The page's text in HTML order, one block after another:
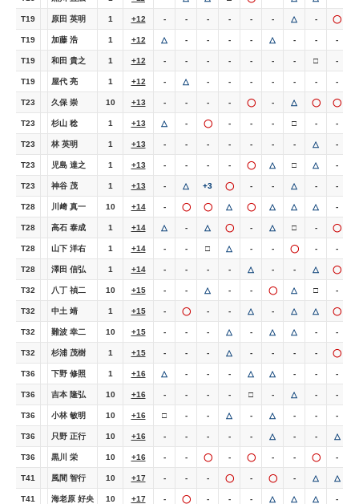
T19 原田 英明 1 +12 - - - - - - △ - ◯
T19 加藤 浩 1 +12 △ - - - - △ - - -
T19 和田 貴之 1 +12 - - - - - - - □ -
T19 屋代 亮 1 +12 - △ - - - - - - -
T23 久保 崇 10 +13 - - - - ◯ - △ ◯ ◯
T23 杉山 稔 1 +13 △ - ◯ - - - □ - -
T23 林 英明 1 +13 - - - - - - - △ -
T23 児島 達之 1 +13 - - - - ◯ △ □ △ -
T23 神谷 茂 1 +13 - △ +3 ◯ - - △ - -
T28 川﨑 真一 10 +14 - ◯ ◯ △ ◯ △ △ △ -
T28 高石 泰成 1 +14 △ - △ ◯ - △ □ - ◯
T28 山下 洋右 1 +14 - - □ △ - - ◯ - -
T28 澤田 信弘 1 +14 - - - - △ - - △ ◯
T32 八丁 禎二 10 +15 - - △ - - ◯ △ □ -
T32 中土 靖 1 +15 - ◯ - - △ - △ △ ◯
T32 難波 幸二 10 +15 - - - △ - △ △ - -
T32 杉浦 茂樹 1 +15 - - - △ - - - - ◯
T36 下野 修照 1 +16 △ - - - △ △ - - -
T36 吉本 隆弘 10 +16 - - - - □ - △ - -
T36 小林 敏明 10 +16 □ - - △ - △ - - -
T36 只野 正行 10 +16 - - - - - △ - - △
T36 黒川 栄 10 +16 - - ◯ - ◯ - - ◯ -
T41 風間 智行 10 +17 - - - ◯ - ◯ - △ △
T41 海老原 好央 10 +17 - ◯ - - - △ △ △ -